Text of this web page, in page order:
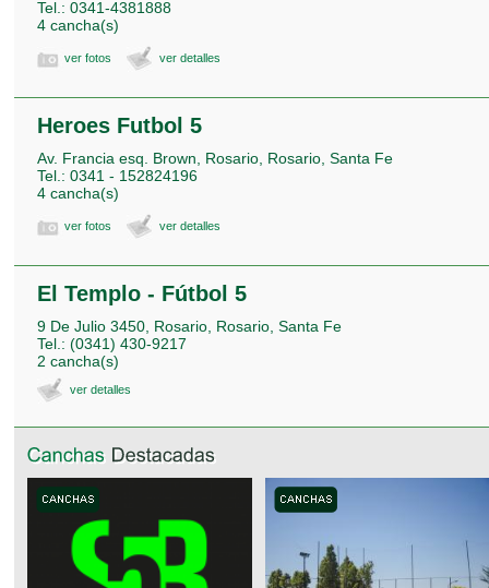
Tel.: 0341-4381888
4 cancha(s)
ver fotos ver detalles
Heroes Futbol 5
Av. Francia esq. Brown, Rosario, Rosario, Santa Fe
Tel.: 0341 - 152824196
4 cancha(s)
ver fotos ver detalles
El Templo - Fútbol 5
9 De Julio 3450, Rosario, Rosario, Santa Fe
Tel.: (0341) 430-9217
2 cancha(s)
ver detalles